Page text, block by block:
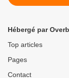
Hébergé par
Top articles
Pages
Contact